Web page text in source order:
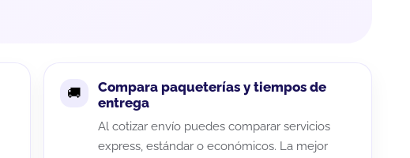
Compara paqueterías y tiempos de
entrega
Al cotizar envío puedes comparar servicios
express, estándar o económicos. La mejor